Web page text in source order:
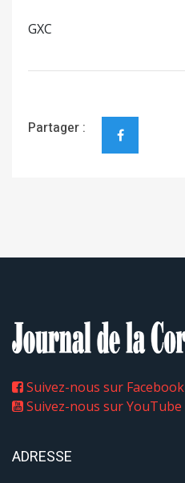
GXC
Partager :
Suivez-nous sur Facebook
Suivez-nous sur YouTube
ADRESSE